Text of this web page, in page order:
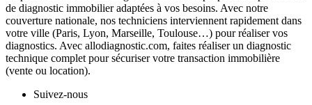
de diagnostic immobilier adaptées à vos besoins. Avec notre
couverture nationale, nos techniciens interviennent rapidement dans
votre ville (Paris, Lyon, Marseille, Toulouse…) pour réaliser vos
diagnostics. Avec allodiagnostic.com, faites réaliser un diagnostic
technique complet pour sécuriser votre transaction immobilière
(vente ou location).
Suivez-nous